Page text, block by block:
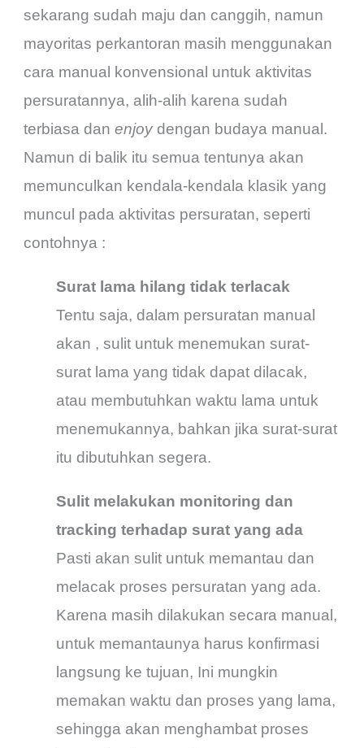
sekarang sudah maju dan canggih, namun
mayoritas perkantoran masih menggunakan
cara manual konvensional untuk aktivitas
persuratannya, alih-alih karena sudah
terbiasa danenjoy dengan budaya manual.
Namun di balik itu semua tentunya akan
memunculkan kendala-kendala klasik yang
muncul pada aktivitas persuratan, seperti
contohnya :
Surat lama hilang tidak terlacak
Tentu saja, dalam persuratan manual
akan , sulit untuk menemukan surat-
surat lama yang tidak dapat dilacak,
atau membutuhkan waktu lama untuk
menemukannya, bahkan jika surat-surat
itu dibutuhkan segera.
Sulit melakukan monitoring dan
tracking terhadap surat yang ada
Pasti akan sulit untuk memantau dan
melacak proses persuratan yang ada.
Karena masih dilakukan secara manual,
untuk memantaunya harus konfirmasi
langsung ke tujuan, Ini mungkin
memakan waktu dan proses yang lama,
sehingga akan menghambat proses